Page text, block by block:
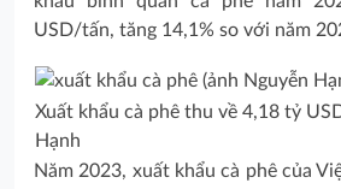
USD/tấn, tăng 14,1% so với năm
Xuất khẩu cà phê thu về 4,18 tỷ
Hạnh
Năm 2023, xuất khẩu cà phê của